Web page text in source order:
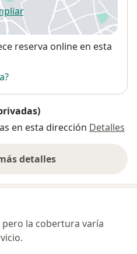
se abre en una nueva
reserva online en esta
en esta dirección Detalles
detalles
sobre la dirección
la cobertura varía